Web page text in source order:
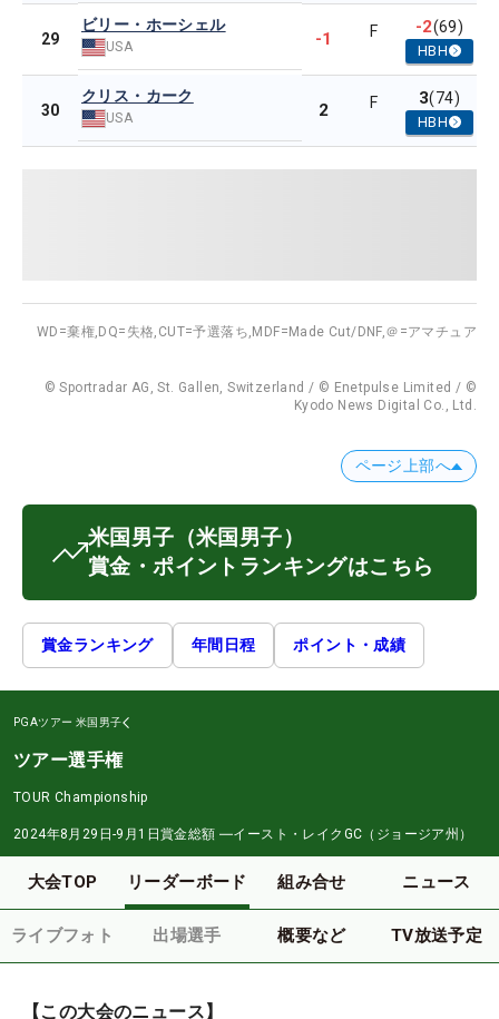
29
ビリー・ホーシェル
USA -1 F -2(69)
HBH
30
クリス・カーク
USA 2 F 3(74)
HBH
WD=棄権, DQ=失格, CUT=予選落ち, MDF=Made Cut/DNF,＠=アマチュア
© Sportradar AG, St. Gallen, Switzerland / © Enetpulse Limited / ©
Kyodo News Digital Co., Ltd.
ページ上部へ
米国男子 （米国男子）
賞金・ポイントランキングはこちら
賞金ランキング 年間日程 ポイント・成績
PGAツアー 米国男子
ツアー選手権
TOUR Championship
2024年8月29日-9月1日賞金総額 ―イースト・レイクGC（ジョージア州）
大会TOP リーダーボード 組み合せ ニュース
ライブフォト 出場選手 概要など TV放送予定
【この大会のニュース】